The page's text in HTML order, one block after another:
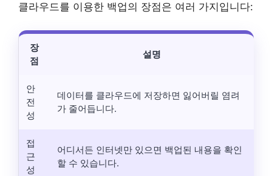
클라우드를 이용한 백업의 장점은 여러 가지입니다:
장
점
설명
안
전
성
데이터를 클라우드에 저장하면 잃어버릴 염려
가 줄어듭니다.
접
근
성
어디서든 인터넷만 있으면 백업된 내용을 확인
할 수 있습니다.